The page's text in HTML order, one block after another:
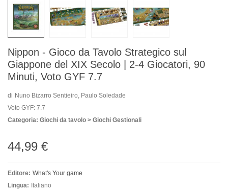
Nippon - Gioco da Tavolo Strategico sul
Giappone del XIX Secolo | 2-4 Giocatori, 90
Minuti, Voto GYF 7.7
di Nuno Bizarro Sentieiro, Paulo Soledade
Voto GYF: 7.7
Categoria: Giochi da tavolo > Giochi Gestionali
44,99 €
Editore: What's Your game
Lingua: Italiano